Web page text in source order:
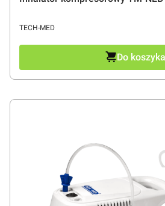
PRODUCENT
TECH-MED
Do koszyka